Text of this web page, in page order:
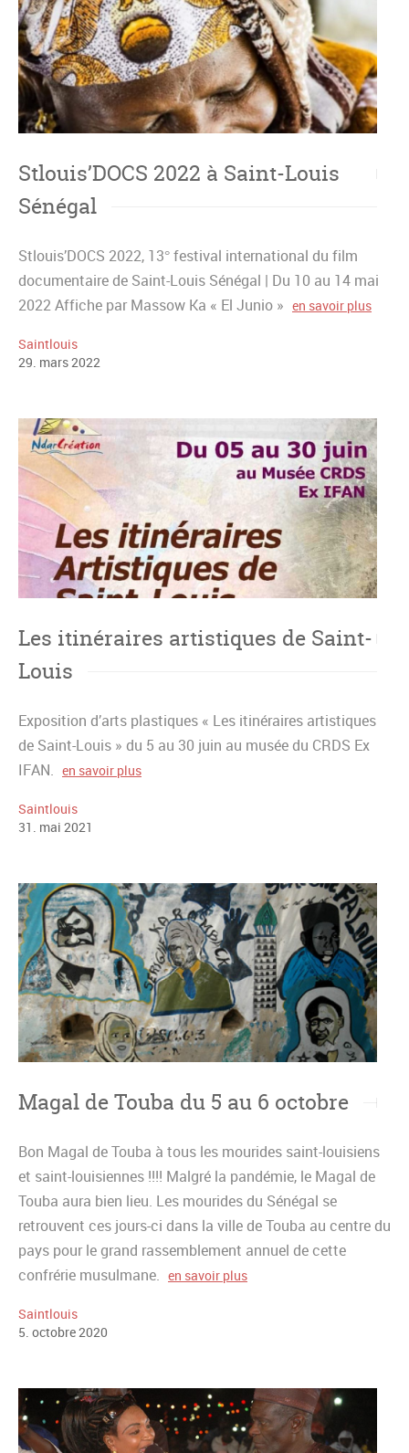
Stlouis’DOCS 2022 à Saint-Louis
Sénégal
Stlouis’DOCS 2022, 13° festival international du film
documentaire de Saint-Louis Sénégal | Du 10 au 14 mai
2022 Affiche par Massow Ka « El Junio » en savoir plus
Saintlouis
29. mars2022
Les itinéraires artistiques de Saint-
Louis
Exposition d’arts plastiques « Les itinéraires artistiques
de Saint-Louis » du 5 au 30 juin au musée du CRDS Ex
IFAN. en savoir plus
Saintlouis
31 mai 2021
Magal de Touba du 5 au 6 octobre
Bon Magal de Touba à tous les mourides saint-louisiens
et saint-louisiennes !!!! Malgré la pandémie, le Magal de
Touba aura bien lieu. Les mourides du Sénégal se
retrouvent ces jours-ci dans la ville de Touba au centre du
pays pour le grand rassemblement annuel de cette
confrérie musulmane. en savoir plus
Saintlouis
5. octobre2020